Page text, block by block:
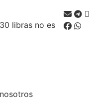
libras no es